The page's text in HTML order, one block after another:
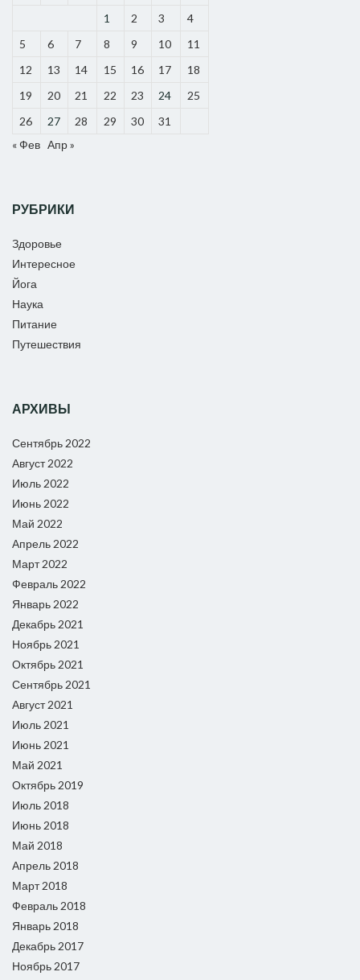
1
2 3
4
5
6 7 8 9 10
11
12
13 14 15 16 17
18
19
20 21 22 23 24
25
26
27 28 29 30
31
« Фев Апр »
РУБРИКИ
Здоровье
Интересное
Йога
Наука
Питание
Путешествия
АРХИВЫ
Сентябрь 2022
Август 2022
Июль 2022
Июнь 2022
Май 2022
Апрель 2022
Март 2022
Февраль 2022
Январь 2022
Декабрь 2021
Ноябрь 2021
Октябрь 2021
Сентябрь 2021
Август 2021
Июль 2021
Июнь 2021
Май 2021
Октябрь 2019
Июль 2018
Июнь 2018
Май 2018
Апрель 2018
Март 2018
Февраль 2018
Январь 2018
Декабрь 2017
Ноябрь 2017